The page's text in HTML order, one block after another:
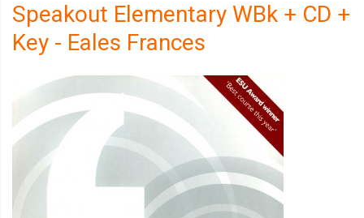
Speakout Elementary WBk + CD +
Key - Eales Frances